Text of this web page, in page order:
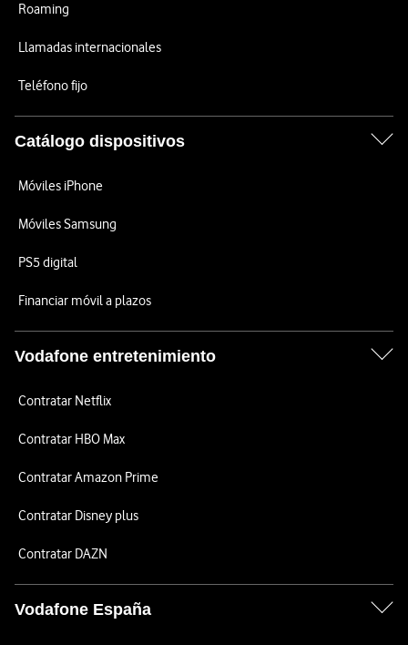
Roaming
Llamadas internacionales
Teléfono fijo
Catálogo dispositivos
Móviles iPhone
Móviles Samsung
PS5 digital
Financiar móvil a plazos
Vodafone entretenimiento
Contratar Netflix
Contratar HBO Max
Contratar Amazon Prime
Contratar Disney plus
Contratar DAZN
Vodafone España